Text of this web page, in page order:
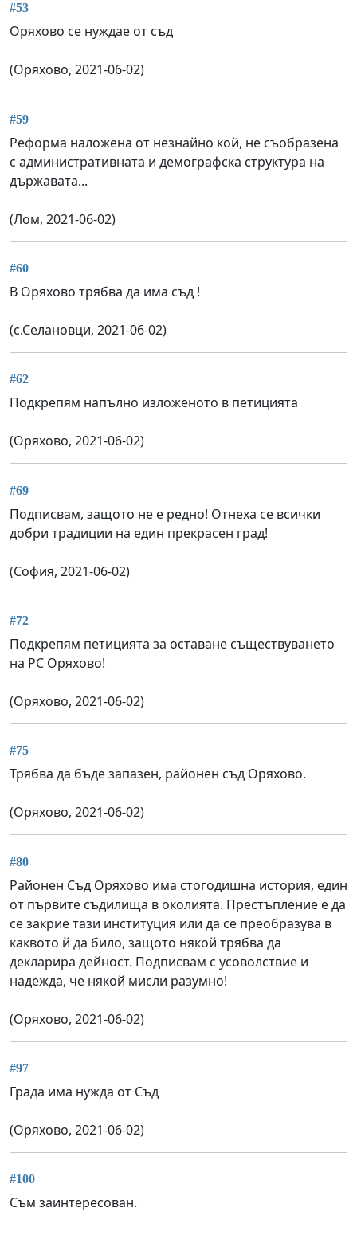
#53
Оряхово се нуждае от съд
(Оряхово, 2021-06-02)
#59
Реформа наложена от незнайно кой, не съобразена
с административната и демографска структура на
държавата...
(Лом, 2021-06-02)
#60
В Оряхово трябва да има съд !
(с.Селановци, 2021-06-02)
#62
Подкрепям напълно изложеното в петицията
(Оряхово, 2021-06-02)
#69
Подписвам, защото не е редно! Отнеха се всички
добри традиции на един прекрасен град!
(София, 2021-06-02)
#72
Подкрепям петицията за оставане съществуването
на РС Оряхово!
(Оряхово, 2021-06-02)
#75
Трябва да бъде запазен, районен съд Оряхово.
(Оряхово, 2021-06-02)
#80
Районен Съд Оряхово има стогодишна история, един
от първите съдилища в околията. Престъпление е да
се закрие тази институция или да се преобразува в
каквото й да било, защото някой трябва да
декларира дейност. Подписвам с усоволствие и
надежда, че някой мисли разумно!
(Оряхово, 2021-06-02)
#97
Града има нужда от Съд
(Оряхово, 2021-06-02)
#100
Съм заинтересован.